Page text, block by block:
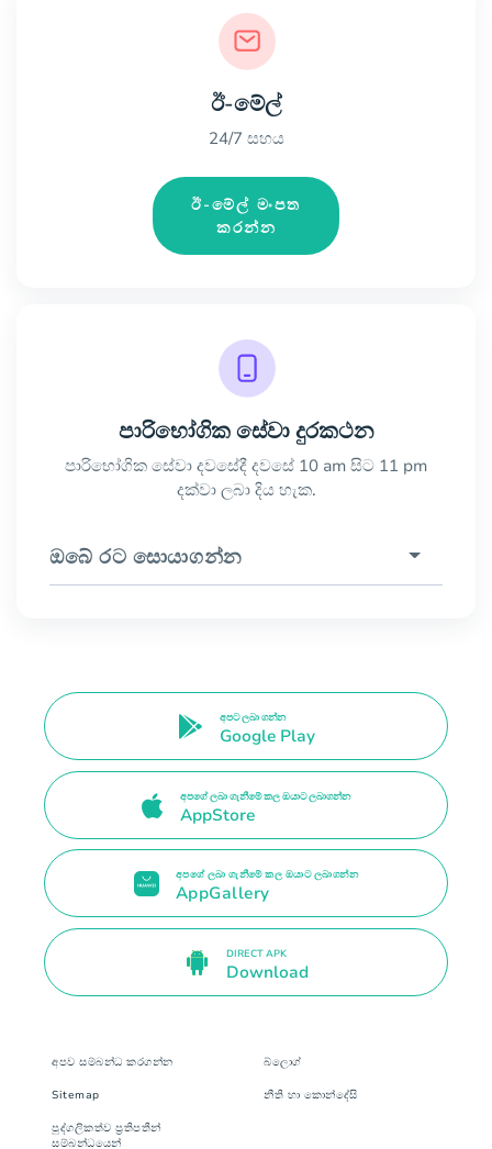
ඊ-මේල්
24/7 සහය
ඊ-මේල් මංපත
කරන්න
පාරිභෝගික සේවා දුරකථන
පාරිභෝගික සේවා දවසේදී දවසේ 10 am සිට 11 pm
දක්වා ලබා දිය හැක.
ඔබේ රට සොයාගන්න
අපට ලබා ගන්න
Google Play
අපගේ ලබා ගැනීමේ කල ඔයාට ලබාගන්න
AppStore
අපගේ ලබා ගැනීමේ කල ඔයාට ලබාගන්න
AppGallery
DIRECT APK
Download
අපව සම්බන්ධ කරගන්න බ්ලොග්
Sitemap නීති හා කොන්දේසි
පුද්ගලිකත්ව ප්‍රතිපතීන්
සම්බන්ධයෙන්